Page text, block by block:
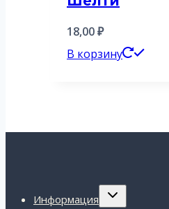
18,00₽
В корзину
Информация
Переключить